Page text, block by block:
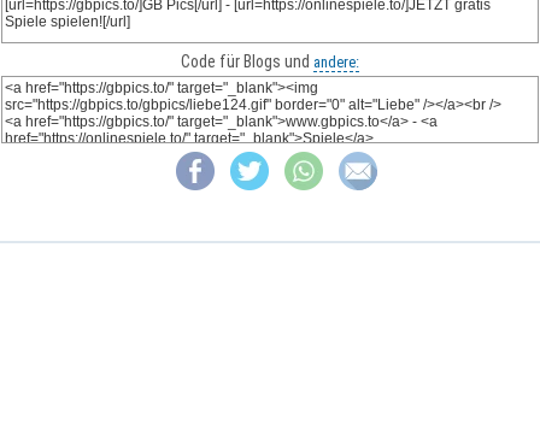
Code für Blogs und andere: